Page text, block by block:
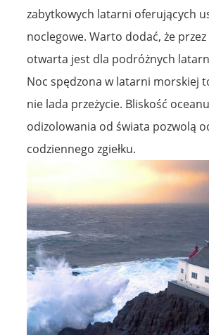
zabytkowych latarni oferujących
noclegowe. Warto dodać, że przez
otwarta jest dla podróżnych
Noc spędzona w latarni morskiej
nie lada przeżycie. Bliskość
odizolowania od świata pozwolą
codziennego zgiełku.